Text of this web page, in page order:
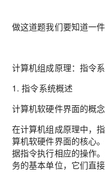
做这道题我们要知道一
计算机组成原理：指令
1. 指令系统概述
计算机软硬件界面的概念
在计算机组成原理中，
算机软硬件界面的核心
据指令执行相应的操作
务的基本单位，它们直